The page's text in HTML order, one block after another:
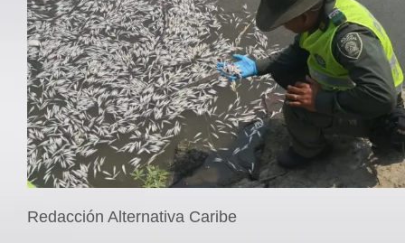
Twitter
Instagram
Registro ISSN: 2711-3299
Redacción Alternativa Caribe